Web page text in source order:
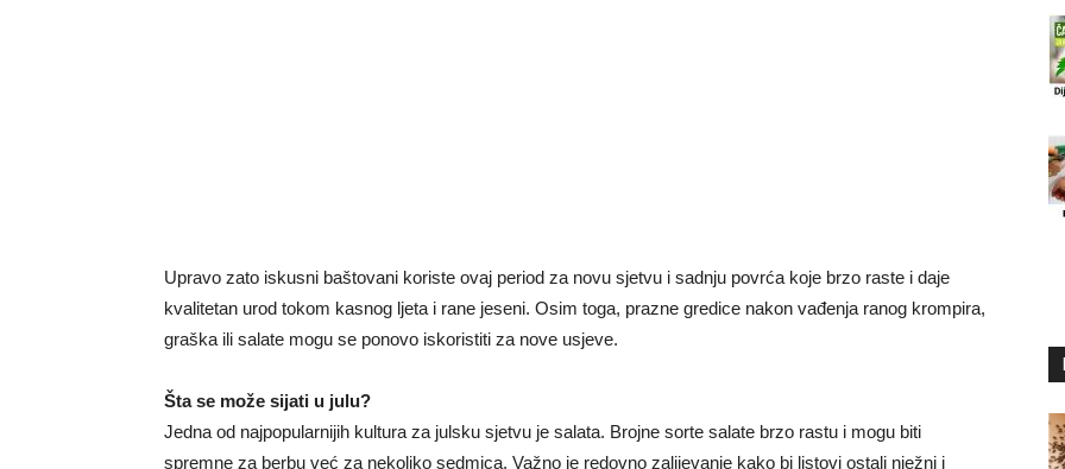
Upravo zato iskusni baštovani koriste ovaj period za novu sjetvu i sadnju povrća koje brzo raste i daje
kvalitetan urod tokom kasnog ljeta i rane jeseni. Osim toga, prazne gredice nakon vađenja ranog krompira,
graška ili salate mogu se ponovo iskoristiti za nove usjeve.
Šta se može sijati u julu?
Jedna od najpopularnijih kultura za julsku sjetvu je salata. Brojne sorte salate brzo rastu i mogu biti
spremne za berbu već za nekoliko sedmica. Važno je redovno zalijevanje kako bi listovi ostali nježni i